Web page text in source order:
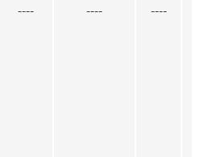
---- ---- ----